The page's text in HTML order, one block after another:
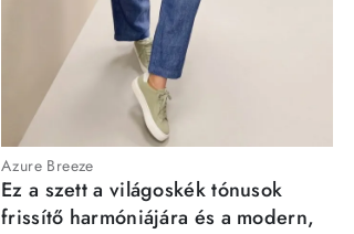
Azure Breeze
Ez a szett a világoskék tónusok
frissítő harmóniájára és a modern,